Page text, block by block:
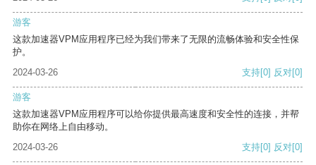
游客
这款加速器VPM应用程序已经为我们带来了无限的流畅体验和安全性保
护。
2024-03-26
支持[0] 反对[0]
游客
这款加速器VPM应用程序可以给你提供最高速度和安全性的连接，并帮
助你在网络上自由移动。
2024-03-26
支持[0] 反对[0]